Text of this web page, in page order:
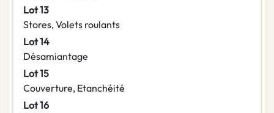
Lot 13
Stores, Volets roulants
Lot 14
Désamiantage
Lot 15
Couverture, Etanchéité
Lot 16